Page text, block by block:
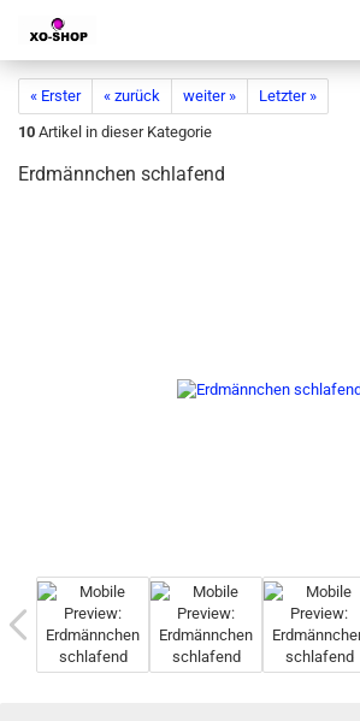
« Erster « zurück weiter »
Letzter »
10 Artikel in dieser Kategorie
Erdmännchen schlafend